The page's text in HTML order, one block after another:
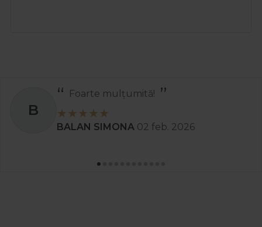
B
Foarte mulțumită!
BALAN SIMONA 02 feb. 2026